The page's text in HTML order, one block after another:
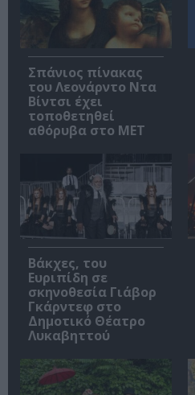
Σπάνιος πίνακας
του Λεονάρντο Ντα
Βίντσι έχει
τοποθετηθεί
αθόρυβα στο MET
Βάκχες, του
Ευριπίδη σε
σκηνοθεσία Γιάβορ
Γκάρντεφ στο
Δημοτικό Θέατρο
Λυκαβηττού